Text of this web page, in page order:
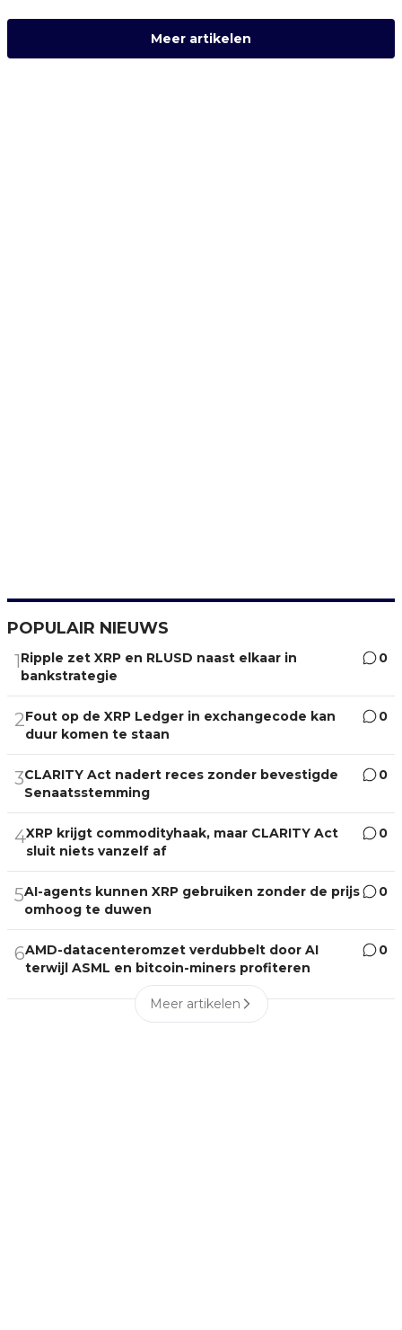
Meer artikelen
POPULAIR NIEUWS
1Ripple zet XRP en RLUSD naast elkaar in
bankstrategie
0
2Fout op de XRP Ledger in exchangecode kan
duur komen te staan
0
3CLARITY Act nadert reces zonder bevestigde
Senaatsstemming
0
4XRP krijgt commodityhaak, maar CLARITY Act
sluit niets vanzelf af
0
5AI-agents kunnen XRP gebruiken zonder de prijs
omhoog te duwen
0
6AMD-datacenteromzet verdubbelt door AI
terwijl ASML en bitcoin-miners profiteren
0
Meer artikelen